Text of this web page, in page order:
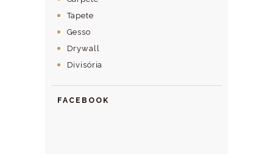
Tapete
Gesso
Drywall
Divisória
FACEBOOK